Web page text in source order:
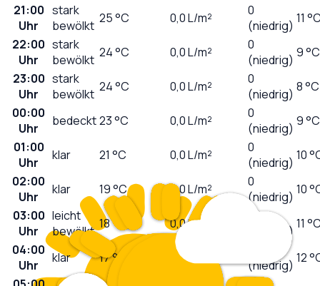
21:00
Uhr
stark
bewölkt 25°C 0,0L/m²
0
(niedrig) 11
22:00
Uhr
stark
bewölkt 24°C 0,0L/m²
0
(niedrig) 9 °C
23:00
Uhr
stark
bewölkt 24°C 0,0L/m²
0
(niedrig) 8 °C
00:00
Uhr
bedeckt23°C 0,0L/m²
0
(niedrig) 9 °C
01:00
Uhr
klar 21 °C 0,0L/m²
0
(niedrig) 10
02:00
Uhr
klar 19°C 0,0L/m²
0
(niedrig) 10
03:00
Uhr
leicht
bewölkt 18°C 0,0L/m²
(niedrig) 11
04:00
Uhr
klar 17°C 0,0L/m²
(niedrig) 12